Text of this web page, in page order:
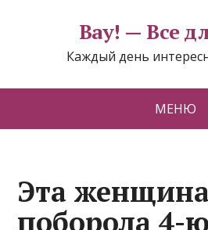
Вау! — Все
Каждый день
МЕНЮ
Эта женщина
поборола 4-